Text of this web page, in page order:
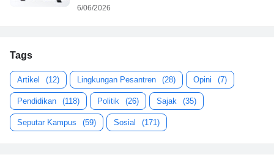
6/06/2026
Tags
Artikel (12) Lingkungan Pesantren (28) Opini (7)
Pendidikan (118) Politik (26) Sajak (35)
Seputar Kampus (59) Sosial (171)